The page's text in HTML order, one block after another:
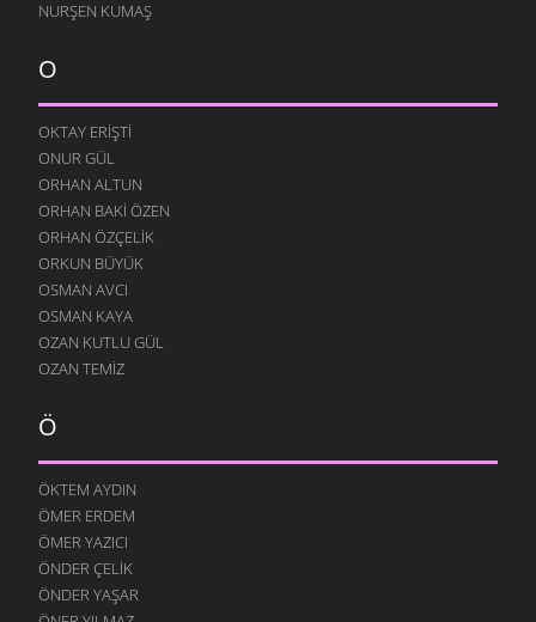
24 OCAK 2009
18 OCAK 2009
NE KÖYÜ TANIR, NE DE KÜLTÜRÜNÜ
13 OCAK 2009
DINLE BENI OĞULCAN
11 OCAK 2009
FILISTIN İÇIN UYAN
7 OCAK 2009
AĞLARDI
7 OCAK 2009
KÖYÜMÜ TANI
7 OCAK 2009
NURŞEN KUMAŞ
O
OKTAY ERIŞTI
ONUR GÜL
ORHAN ALTUN
ORHAN BAKI ÖZEN
ORHAN ÖZÇELIK
ORKUN BÜYÜK
OSMAN AVCI
OSMAN KAYA
OZAN KUTLU GÜL
OZAN TEMIZ
Ö
ÖKTEM AYDIN
ÖMER ERDEM
ÖMER YAZICI
ÖNDER ÇELIK
ÖNDER YAŞAR